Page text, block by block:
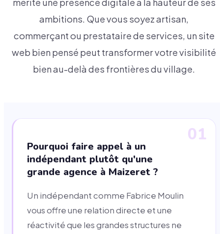
mérite une présence digitale à la hauteur de ses
ambitions. Que vous soyez artisan,
commerçant ou prestataire de services, un site
web bien pensé peut transformer votre visibilité
bien au-delà des frontières du village.
01
Pourquoi faire appel à un
indépendant plutôt qu'une
grande agence à Maizeret ?
Un indépendant comme Fabrice Moulin
vous offre une relation directe et une
réactivité que les grandes structures ne